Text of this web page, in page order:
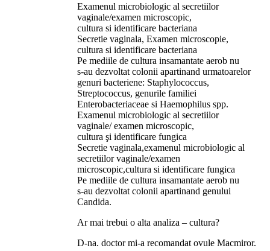
Examenul microbiologic al secretiilor
vaginale/examen microscopic,
cultura si identificare bacteriana
Secretie vaginala, Examen microscopie,
cultura si identificare bacteriana
Pe mediile de cultura insamantate aerob nu
s-au dezvoltat colonii apartinand urmatoarelor
genuri bacteriene: Staphylococcus,
Streptococcus, genurile familiei
Enterobacteriaceae si Haemophilus spp.
Examenul microbiologic al secretiilor
vaginale/ examen microscopic,
cultura şi identificare fungica
Secretie vaginala,examenul microbiologic al
secretiilor vaginale/examen
microscopic,cultura si identificare fungica
Pe mediile de cultura insamantate aerob nu
s-au dezvoltat colonii apartinand genului
Candida.
Ar mai trebui o alta analiza – cultura?
D-na. doctor mi-a recomandat ovule Macmiror.